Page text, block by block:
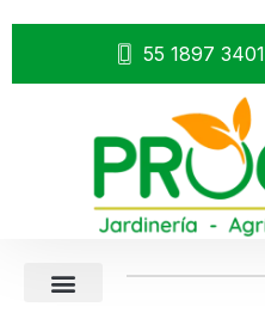
55 1897 3401